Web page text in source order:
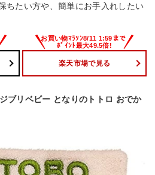
ちたい方や、簡単にお手入れしたい
楽天市場で見る
ブリベビー となりのトトロ おでか